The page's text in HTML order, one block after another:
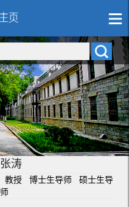
张涛
教授 博士生导师 硕士生导
师